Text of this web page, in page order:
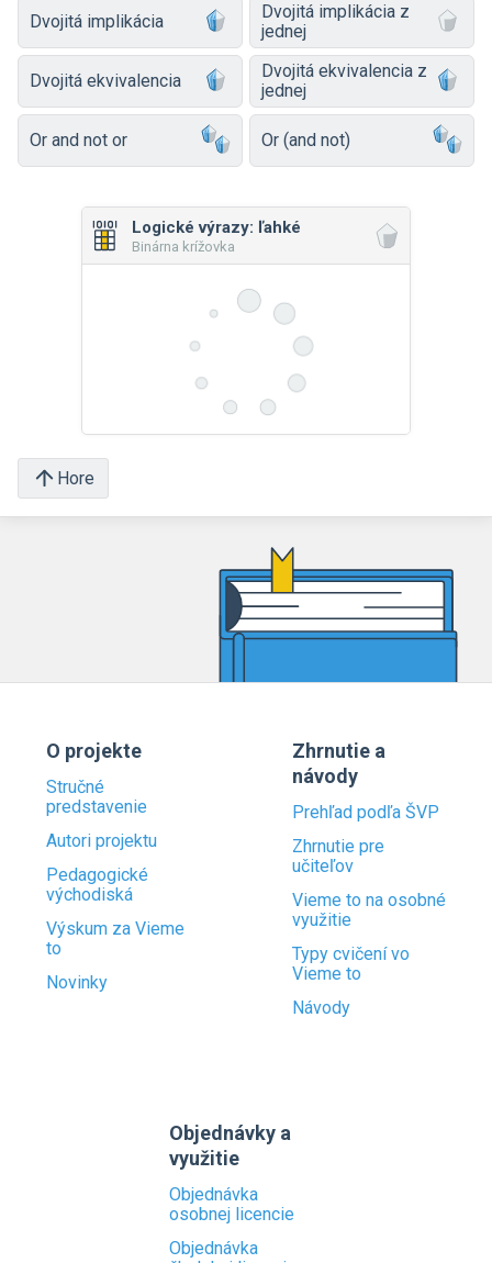
Dvojitá implikácia
Dvojitá implikácia z
jednej
Dvojitá ekvivalencia
Dvojitá ekvivalencia z
jednej
Or and not or Or (and not)
Logické výrazy: ľahké
Binárna krížovka
Hore
O projekte
Stručné
predstavenie
Autori projektu
Pedagogické
východiská
Výskum za Vieme
to
Novinky
Zhrnutie a
návody
Prehľad podľa ŠVP
Zhrnutie pre
učiteľov
Vieme to na osobné
využitie
Typy cvičení vo
Vieme to
Návody
Objednávky a
využitie
Objednávka
osobnej licencie
Objednávka